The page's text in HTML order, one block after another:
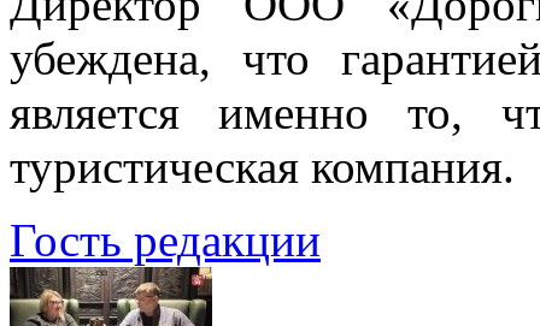
убеждена, что
является именно то,
туристическая компания.
Гость редакции